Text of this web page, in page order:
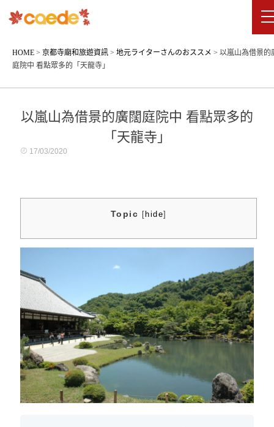
HOME > 京都寺廟和旅遊資訊 > 地元ライターさんのおススメ > 以嵐山為借景的
庭院中 看點眾多的「天龍寺」
以嵐山為借景的廣闊庭院中 看點眾多的
「天龍寺」
17/03/2020
Topic [ hide]